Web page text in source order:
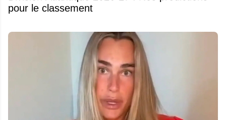
pour le classement